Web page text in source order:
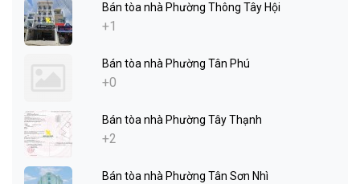
Bán tòa nhà Phường Thông Tây Hội
+1
Bán tòa nhà Phường Tân Phú
+0
Bán tòa nhà Phường Tây Thạnh
+2
Bán tòa nhà Phường Tân Sơn Nhì